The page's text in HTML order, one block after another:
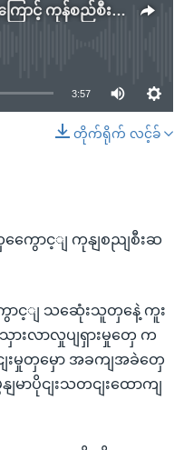
ကိုဗစ်ဆိုင်ရာကန့်သတ်ချက်တွေကြောင့် ကုန်စည်စီးဆင်းမှုထိခိုက်နေ
available
3:57
တိုက်ရိုက် လင့်ခ်
ောင့ျ ကုနျစညျစီးဆ
ကွောင့ျ သဆေုံးသူတှနေဲ့ ကူး
ားလာလှုပျရှားမှုတှေ က
းမှုတှမှော အခကျအခဲတှေ
ာပိုငျးသတငျးထောကျ